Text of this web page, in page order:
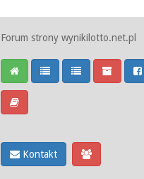
Forum strony wynikilotto.net.pl
Kontakt